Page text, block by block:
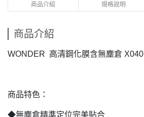
商品介紹 規格說明
商品介紹
WONDER 高清鋼化膜含無塵倉 X040
商品特色：
◆無塵倉精準定位完美貼合